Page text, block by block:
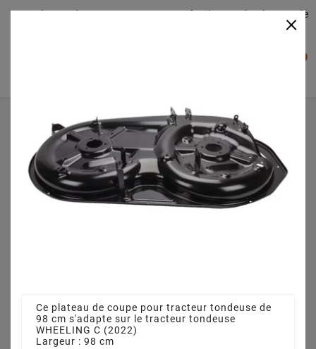
Plateaudecoupe.com : Trouver facilement le plateau de
Accueil
Plateau de coupe
Plateau de coupe 98 cm 3825642093 - 382564209/4 pour
WHEELING C (2022)
×
Ce plateau de coupe pour tracteur tondeuse de
98 cm s'adapte sur le tracteur tondeuse
WHEELING C (2022)
Largeur : 98 cm